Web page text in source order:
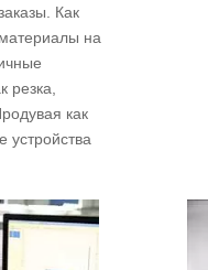
Как
на
резка,
как
устройства